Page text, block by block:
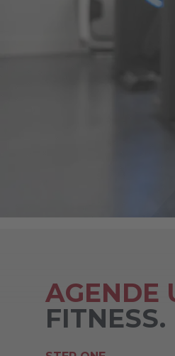
AGENDE
FITNESS.